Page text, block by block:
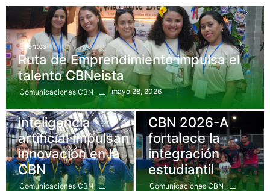
Eventos
Ruta de Emprendimiento impulsa el
talento CBNeista
Comunicaciones CBN mayo 28, 2026
Uncategorized
Hackatón e
inteligencia
artificial impulsan
innovación en la
CBN
Comunicaciones CBN
Bienestar Eventos
Torneo de fútbol
CBN 2026-A
fortalece la
integración
estudiantil
Comunicaciones CBN